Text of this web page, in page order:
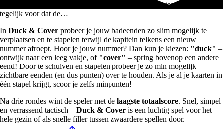
Probeer jouw badeendjes zo slim mogelijk te verplaatsen, maar zorg er
tegelijk voor dat de…
In Duck & Cover probeer je jouw badeenden zo slim mogelijk te
verplaatsen en te stapelen terwijl de kapitein telkens een nieuw
nummer afroept. Hoor je jouw nummer? Dan kun je kiezen: "duck" –
ontwijk naar een leeg vakje, of "cover" – spring bovenop een andere
eend! Door te schuiven en stapelen probeer je zo min mogelijk
zichtbare eenden (en dus punten) over te houden. Als je al je kaarten in
één stapel krijgt, scoor je zelfs minpunten!
Na drie rondes wint de speler met de laagste totaalscore. Snel, simpel
en verrassend tactisch – Duck & Cover is een luchtig spel voor het
hele gezin of als snelle filler tussen zwaardere spellen door.